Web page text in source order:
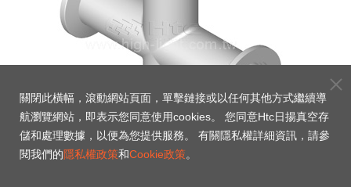
關閉此橫幅，滾動網站頁面，單擊鏈接或以任何其他方式繼續導
航瀏覽網站，即表示您同意使用cookies。 您同意Htc日揚真空存
儲和處理數據，以便為您提供服務。 有關隱私權詳細資訊，請參
閱我們的隱私權政策和Cookie政策。